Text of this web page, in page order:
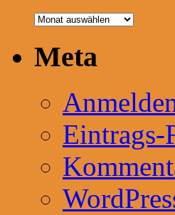
Artikelarchiv
Meta
Eintrags-